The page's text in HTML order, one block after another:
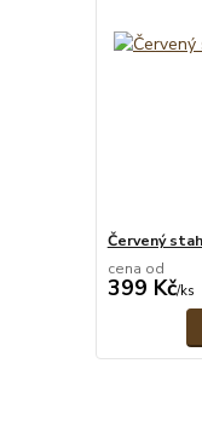
Červený
cena od
399 Kč/ks